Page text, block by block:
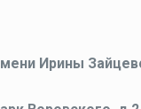
Ирины